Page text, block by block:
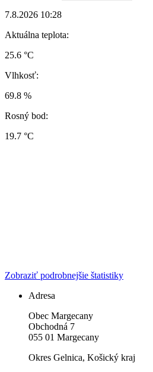
7.8.2026 10:28
Aktuálna teplota:
25.6 °C
Vlhkosť:
69.8 %
Rosný bod:
19.7 °C
Zobraziť podrobnejšie štatistiky
Adresa
Obec Margecany
Obchodná 7
055 01 Margecany
Okres Gelnica, Košický kraj